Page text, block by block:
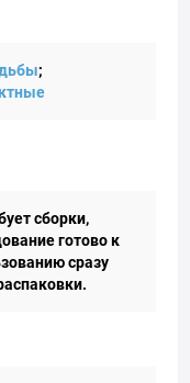
;
сборки,
готово к
сразу